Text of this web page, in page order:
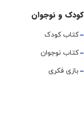
کودک و نوجوان
کتاب کودک
کتاب نوجوان
بازی فکری